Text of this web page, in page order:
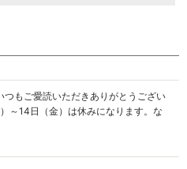
つもご愛読いただきありがとうござい
～14日（金）は休みになります。な